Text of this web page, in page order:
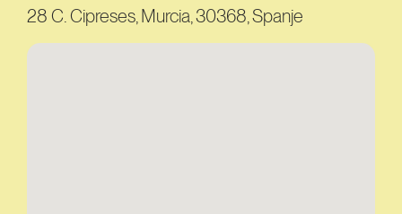
28 C. Cipreses, Murcia, 30368, Spanje